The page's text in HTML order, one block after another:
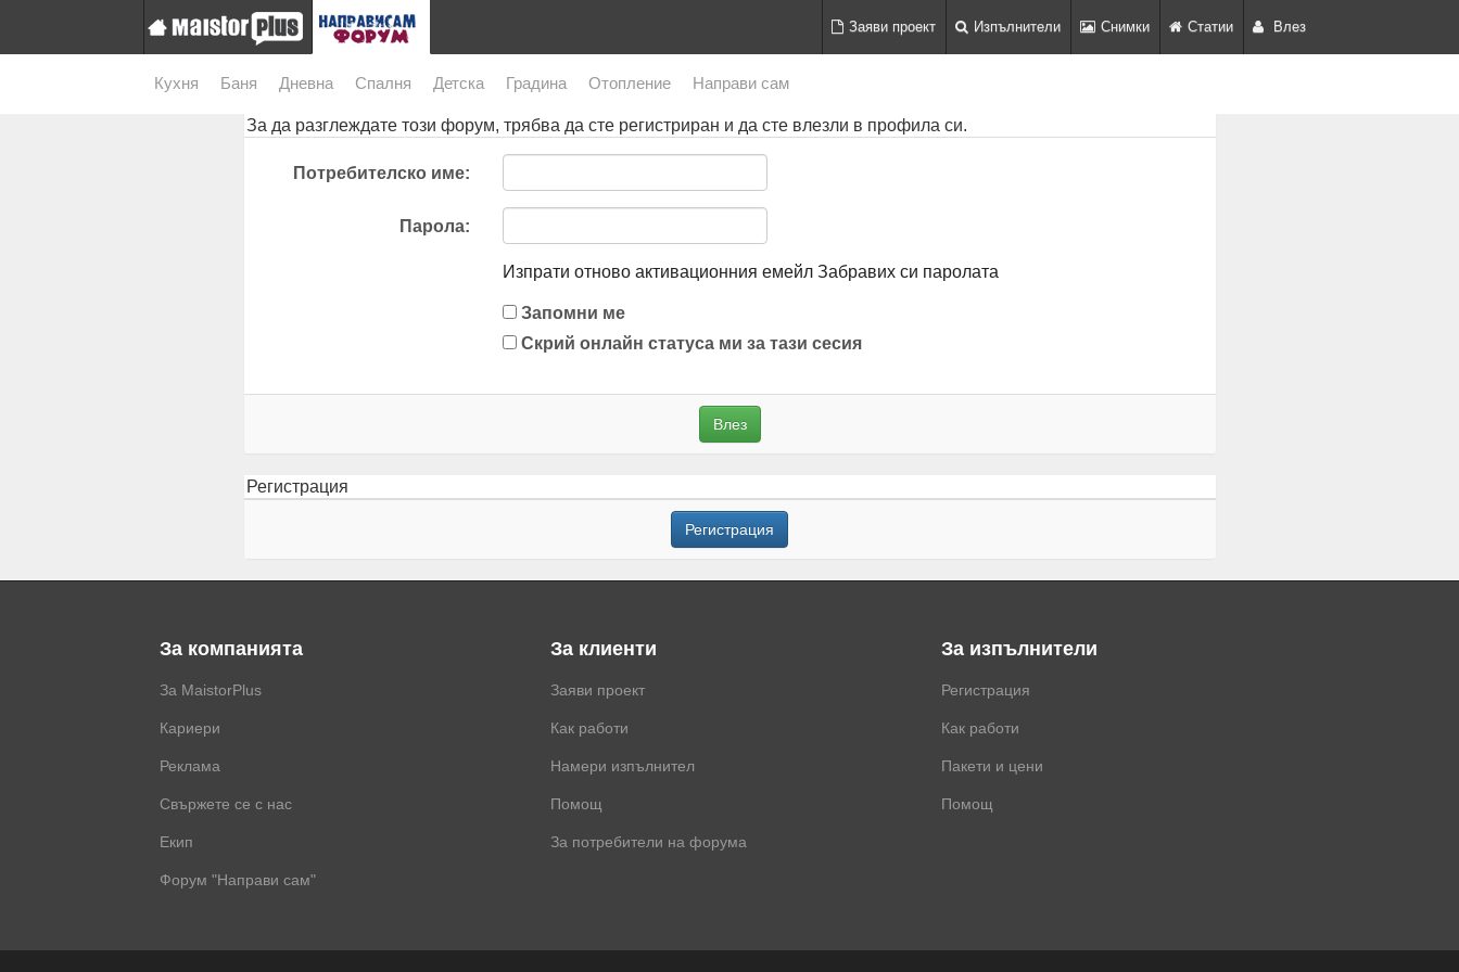
Заяви проект Изпълнители Снимки Статии Влез
Кухня Баня Дневна Спалня Детска Градина Отопление Направи сам
За да разглеждате този форум, трябва да сте регистриран и да сте влезли в профила си.
Потребителско име:
Парола:
Изпрати отново активационния емейл Забравих си паролата
Запомни ме
Скрий онлайн статуса ми за тази сесия
Регистрация
Регистрация
За компанията
За MaistorPlus
Кариери
Реклама
Свържете се с нас
Екип
Форум "Направи сам"
За клиенти
Заяви проект
Как работи
Намери изпълнител
Помощ
За потребители на форума
За изпълнители
Регистрация
Как работи
Пакети и цени
Помощ